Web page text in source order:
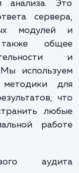
мы
и анализа.
ответа
также